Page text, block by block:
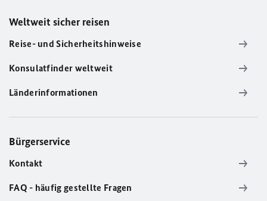
Weltweit sicher reisen
Reise- und Sicherheitshinweise
Konsulatfinder weltweit
Länderinformationen
Bürgerservice
Kontakt
FAQ - häufig gestellte Fragen